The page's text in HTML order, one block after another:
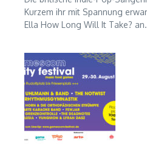
Kurzem ihr mit Spannung
Ella How Long Will It Take?